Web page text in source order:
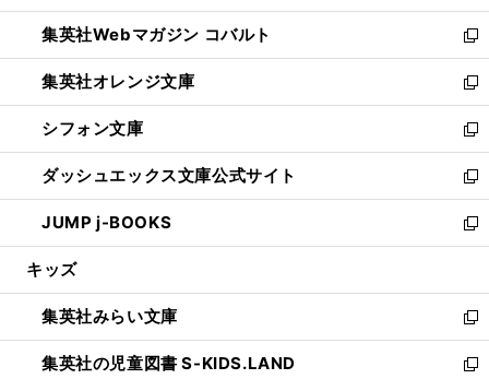
開
く
ウ
で
開
く
ン
ド
ウ
で
開
く
ウ
ィ
ン
ド
ウ
で
開
く
集英社Webマガジン コバルト
新
し
い
ウ
ィ
ン
ド
ウ
で
開
集英社オレンジ文庫
新
し
い
ウ
ィ
ン
ド
ウ
開
く
シフォン文庫
新
し
い
ウ
ィ
ン
ウ
で
開
く
ダッシュエックス文庫公式サイト
新
し
い
ウ
ン
ド
ウ
で
JUMP j-BOOKS
新
し
ウ
ィ
ン
ド
キッズ
集英社みらい文庫
新
し
い
集英社の児童図書 S-KIDS.LAND
新